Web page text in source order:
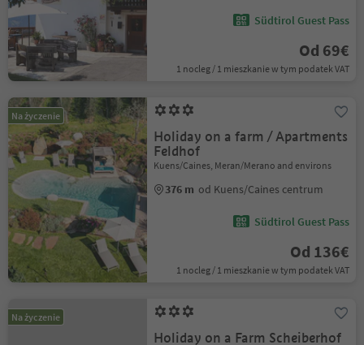
Südtirol Guest Pass
Od 69€
1 nocleg / 1 mieszkanie w tym podatek VAT
Na życzenie
Holiday on a farm / Apartments
Feldhof
Kuens/Caines, Meran/Merano and environs
376 m od Kuens/Caines centrum
Südtirol Guest Pass
Od 136€
1 nocleg / 1 mieszkanie w tym podatek VAT
Na życzenie
Holiday on a Farm Scheiberhof